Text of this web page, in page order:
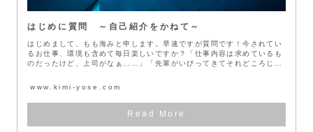
はじめに質問 ～自己紹介をかねて～
はじめまして、もも海みと申します。早速ですが質問です！今されてい
るお仕事、環境も含めて毎日楽しいですか？「仕事内容は求めているも
のだったけど、上司がなぁ……」「先輩がいびってきてそれどころじゃ
www.kimi-yose.com